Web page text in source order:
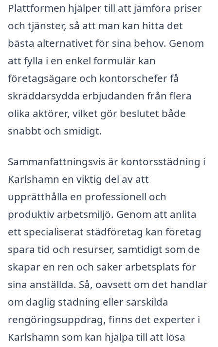
Plattformen hjälper till att jämföra priser
och tjänster, så att man kan hitta det
bästa alternativet för sina behov. Genom
att fylla i en enkel formulär kan
företagsägare och kontorschefer få
skräddarsydda erbjudanden från flera
olika aktörer, vilket gör beslutet både
snabbt och smidigt.
Sammanfattningsvis är kontorsstädning i
Karlshamn en viktig del av att
upprätthålla en professionell och
produktiv arbetsmiljö. Genom att anlita
ett specialiserat städföretag kan företag
spara tid och resurser, samtidigt som de
skapar en ren och säker arbetsplats för
sina anställda. Så, oavsett om det handlar
om daglig städning eller särskilda
rengöringsuppdrag, finns det experter i
Karlshamn som kan hjälpa till att lösa